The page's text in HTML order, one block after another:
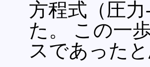
方程式（圧
た。 この一
スであった